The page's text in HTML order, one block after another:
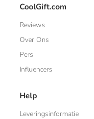
CoolGift.com
Reviews
Over Ons
Pers
Influencers
Help
Leveringsinformatie